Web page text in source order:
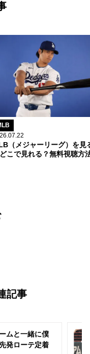
（メジャーリーグ）を見
どこで見れる？無料視聴方
記事
ムと一緒に僕
発ローテ定着